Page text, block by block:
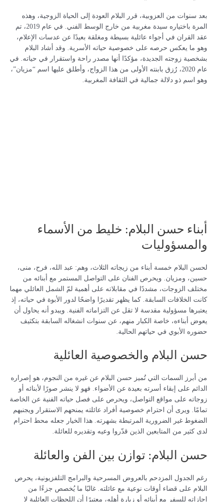
بعد سنوات من العزوبية، قرر البلام العودة إلى الحياة الزوجية، وهذه
المرة باختياره سيدة مغربية من خارج الوسط الفني. في عام 2019، تم
عقد القران في أجواء عائلية بسيطة ومغلقة بعيدًا عن عدسات الإعلام،
وهو ما يعكس حرصه على خصوصية حياته الأسرية. وقد أشاد البلام
بشخصية زوجته الجديدة، مؤكدًا أنها مصدر راحة واستقرار في حياته. في
عام 2020، رُزق بابنته الأولى من هذا الزواج، وأطلق عليها اسم “مزيان”،
وهو اسم ذو دلالة جمالية في الثقافة المغربية.
أبناء حسن البلام: خليط من الأسماء
والمسؤوليات
لحسن البلام خمسة أبناء من زيجاته الثلاث، وهم: عبد الله، فرح، منى،
حسين، ومزيان. ويحرص الفنان على التواصل المستمر مع أبنائه من
مختلف الزوجات، مشددًا في مقابلاته على أهمية لمّ الشمل العائلي مهما
كانت الخلافات السابقة. كما يظهر تقديرًا واضحًا لدور الأبوة في حياته، إذ
يعتبرها مسؤولية مقدسة لا تقل عن التزاماته الفنية. ويبدو أنه يحاول أن
يعوض أبناءه، خاصة الكبار منهم، عن سنوات انشغاله السابقة بتكثيف
حضوره الأبوي في حياتهم الحالية.
حسن البلام والخصوصية العائلية
من أبرز السمات التي تُميز حسن البلام عن غيره من النجوم، هو إصراره
الدائم على إبقاء أسرته بعيدة عن الأضواء. فهو لا ينشر صورًا لأبنائه أو
زوجاته على مواقع التواصل، ويحرص على فصل حياته الفنية عن الخاصة
تمامًا. ويرى أن احترام خصوصية أفراد عائلته يمنحهم الاستقرار ويجنبهم
الضغوط غير الضرورية المرتبطة بشهرته. هذا الخيار جعله محط احترام
لدى كثير من المتابعين الذين قدّروا وعيه وتقديره للعائلة.
حسن البلام: توازن بين الفن والعائلة
رغم الجدول المزدحم بالعروض المسرحية والبرامج التلفزيونية، يحرص
البلام على قضاء أوقات نوعية مع عائلته. غالبًا ما يُخصص جزءًا من
إجازاته للسفر مع أبنائه أو زيارة أهله، معتبرًا أن اللحظات العائلية لا